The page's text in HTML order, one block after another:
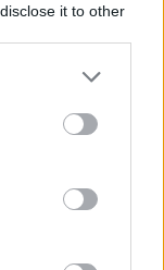
it to other